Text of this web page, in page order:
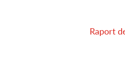
Raport